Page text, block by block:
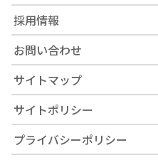
採用情報
お問い合わせ
サイトマップ
サイトポリシー
プライバシーポリシー